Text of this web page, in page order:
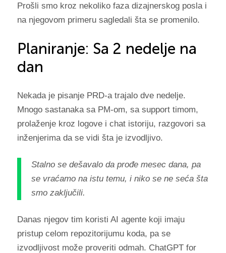
Prošli smo kroz nekoliko faza dizajnerskog posla i
na njegovom primeru sagledali šta se promenilo.
Planiranje: Sa 2 nedelje na
dan
Nekada je pisanje PRD-a trajalo dve nedelje.
Mnogo sastanaka sa PM-om, sa support timom,
prolaženje kroz logove i chat istoriju, razgovori sa
inženjerima da se vidi šta je izvodljivo.
Stalno se dešavalo da prođe mesec dana, pa
se vraćamo na istu temu, i niko se ne seća šta
smo zaključili.
Danas njegov tim koristi AI agente koji imaju
pristup celom repozitorijumu koda, pa se
izvodljivost može proveriti odmah. ChatGPT for